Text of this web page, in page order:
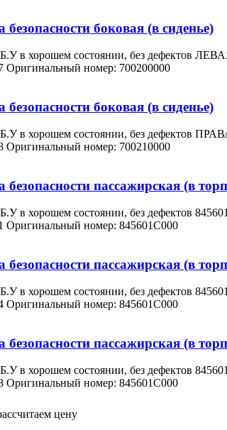
боковая (в сиденье)
в хорошем состоянии, без дефектов
Оригинальный номер: 700200000
боковая (в сиденье)
в хорошем состоянии, без дефектов
Оригинальный номер: 700210000
пассажирская (в
в хорошем состоянии, без дефектов
Оригинальный номер: 845601C000
пассажирская (в
в хорошем состоянии, без дефектов
Оригинальный номер: 845601C000
пассажирская (в
в хорошем состоянии, без дефектов
Оригинальный номер: 845601C000
цену